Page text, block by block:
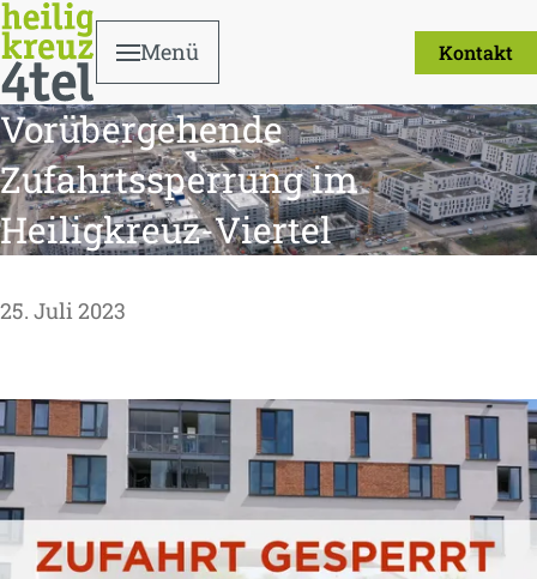
Menü Kontakt
Vorübergehende
Zufahrtssperrung im
Heiligkreuz-Viertel
25. Juli 2023